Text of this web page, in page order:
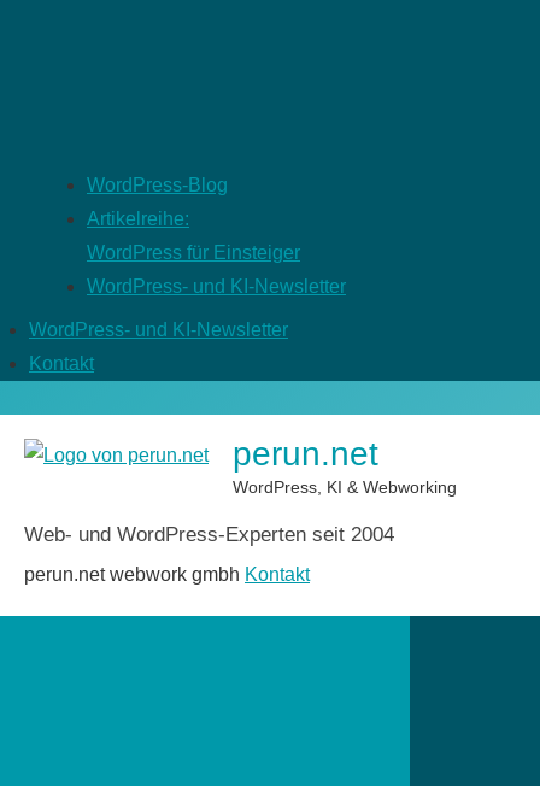
WordPress-Blog
Artikelreihe:
WordPress für Einsteiger
WordPress- und KI-Newsletter
WordPress- und KI-Newsletter
Kontakt
perun.net
WordPress, KI & Webworking
Web- und WordPress-Experten seit 2004
perun.net webwork gmbh Kontakt